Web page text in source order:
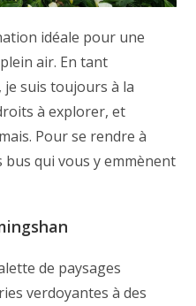
idéale pour une
air. En tant
je suis toujours à la
à explorer, et
Pour se rendre à
bus qui vous y emmènent
de paysages
verdoyantes à des